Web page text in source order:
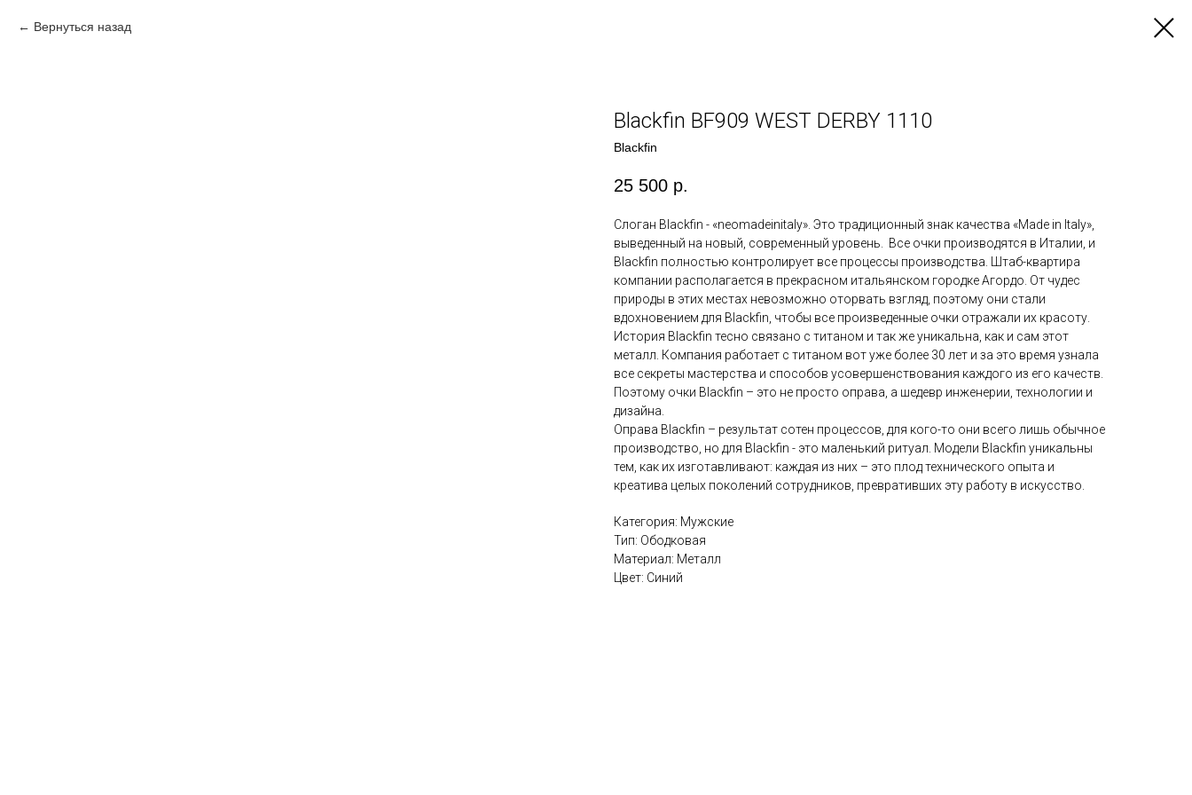
Вернуться назад
Blackfin BF909 WEST DERBY 1110
Blackfin
25 500 р.
Слоган Blackfin - «neomadeinitaly». Это традиционный знак качества «Made in Italy»,
выведенный на новый, современный уровень. Все очки производятся в Италии, и
Blackfin полностью контролирует все процессы производства. Штаб-квартира
компании располагается в прекрасном итальянском городке Агордо. От чудес
природы в этих местах невозможно оторвать взгляд, поэтому они стали
вдохновением для Blackfin, чтобы все произведенные очки отражали их красоту.
История Blackfin тесно связано с титаном и так же уникальна, как и сам этот
металл. Компания работает с титаном вот уже более 30 лет и за это время узнала
все секреты мастерства и способов усовершенствования каждого из его качеств.
Поэтому очки Blackfin – это не просто оправа, а шедевр инженерии, технологии и
дизайна.
Оправа Blackfin – результат сотен процессов, для кого-то они всего лишь обычное
производство, но для Blackfin - это маленький ритуал. Модели Blackfin уникальны
тем, как их изготавливают: каждая из них – это плод технического опыта и
креатива целых поколений сотрудников, превративших эту работу в искусство.
Категория: Мужские
Тип: Ободковая
Материал: Металл
Цвет: Синий